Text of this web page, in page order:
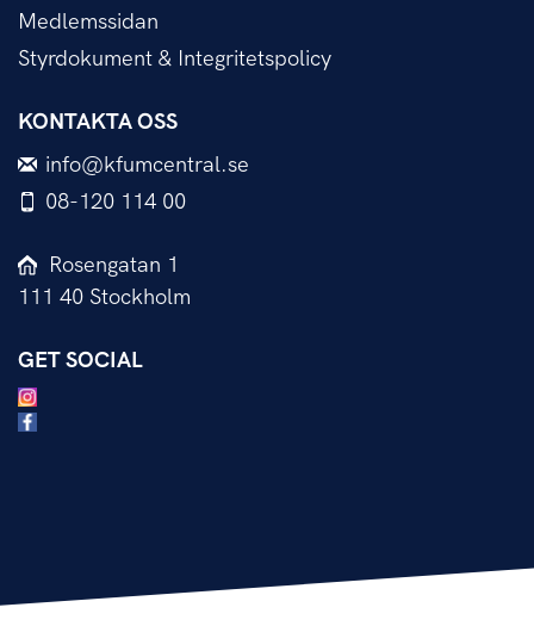
Medlemssidan
Styrdokument & Integritetspolicy
KONTAKTA OSS
info@kfumcentral.se
08-120 114 00
Rosengatan 1
111 40 Stockholm
GET SOCIAL